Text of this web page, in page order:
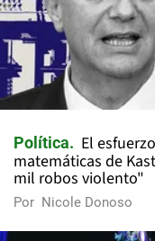
Política
El
matemáticas de
mil robos violento"
Por Nicole Donoso